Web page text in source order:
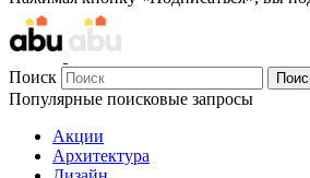
Поиск
Популярные поисковые запросы
Акции
Архитектура